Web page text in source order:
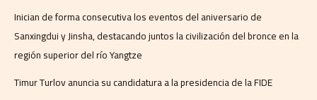
Inician de forma consecutiva los eventos del aniversario de
Sanxingdui y Jinsha, destacando juntos la civilización del bronce en la
región superior del río Yangtze
Timur Turlov anuncia su candidatura a la presidencia de la FIDE